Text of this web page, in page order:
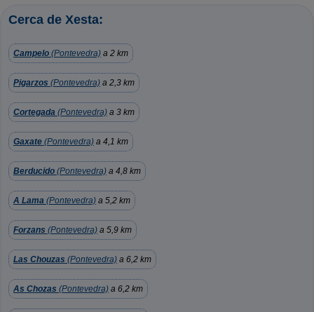
Cerca de Xesta:
Campelo (Pontevedra) a 2 km
Pigarzos (Pontevedra) a 2,3 km
Cortegada (Pontevedra) a 3 km
Gaxate (Pontevedra) a 4,1 km
Berducido (Pontevedra) a 4,8 km
A Lama (Pontevedra) a 5,2 km
Forzans (Pontevedra) a 5,9 km
Las Chouzas (Pontevedra) a 6,2 km
As Chozas (Pontevedra) a 6,2 km